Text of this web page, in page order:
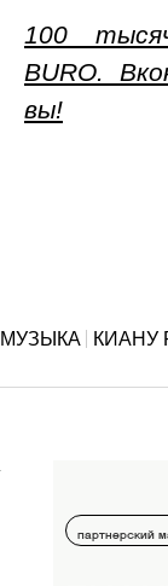
100
BURO.
вы!
МУЗЫКА КИАНУ
партнерский